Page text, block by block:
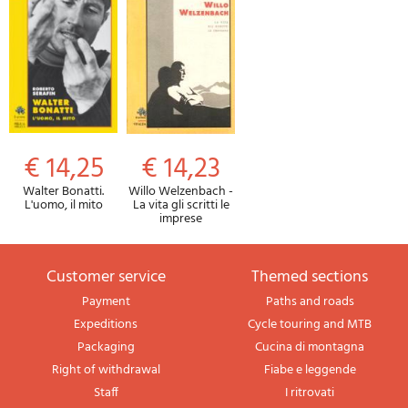
€ 14,25
Walter Bonatti.
L'uomo, il mito
€ 14,23
Willo Welzenbach -
La vita gli scritti le
imprese
Customer service
Payment
Expeditions
Packaging
Right of withdrawal
Staff
themed sections
Paths and roads
Cycle touring and MTB
Cucina di montagna
Fiabe e leggende
I ritrovati